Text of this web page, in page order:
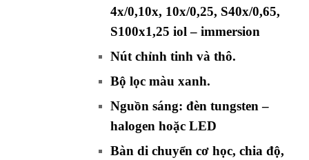
4x/0,10x, 10x/0,25, S40x/0,65,
S100x1,25 iol – immersion
Nút chỉnh tinh và thô.
Bộ lọc màu xanh.
Nguồn sáng: đèn tungsten –
halogen hoặc LED
Bàn di chuyển cơ học, chia độ,